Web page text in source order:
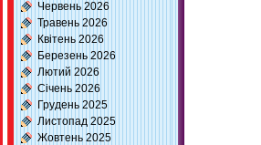
Червень 2026
Травень 2026
Квітень 2026
Березень 2026
Лютий 2026
Січень 2026
Грудень 2025
Листопад 2025
Жовтень 2025